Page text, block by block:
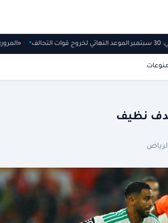
قوات التحالف
نظيف